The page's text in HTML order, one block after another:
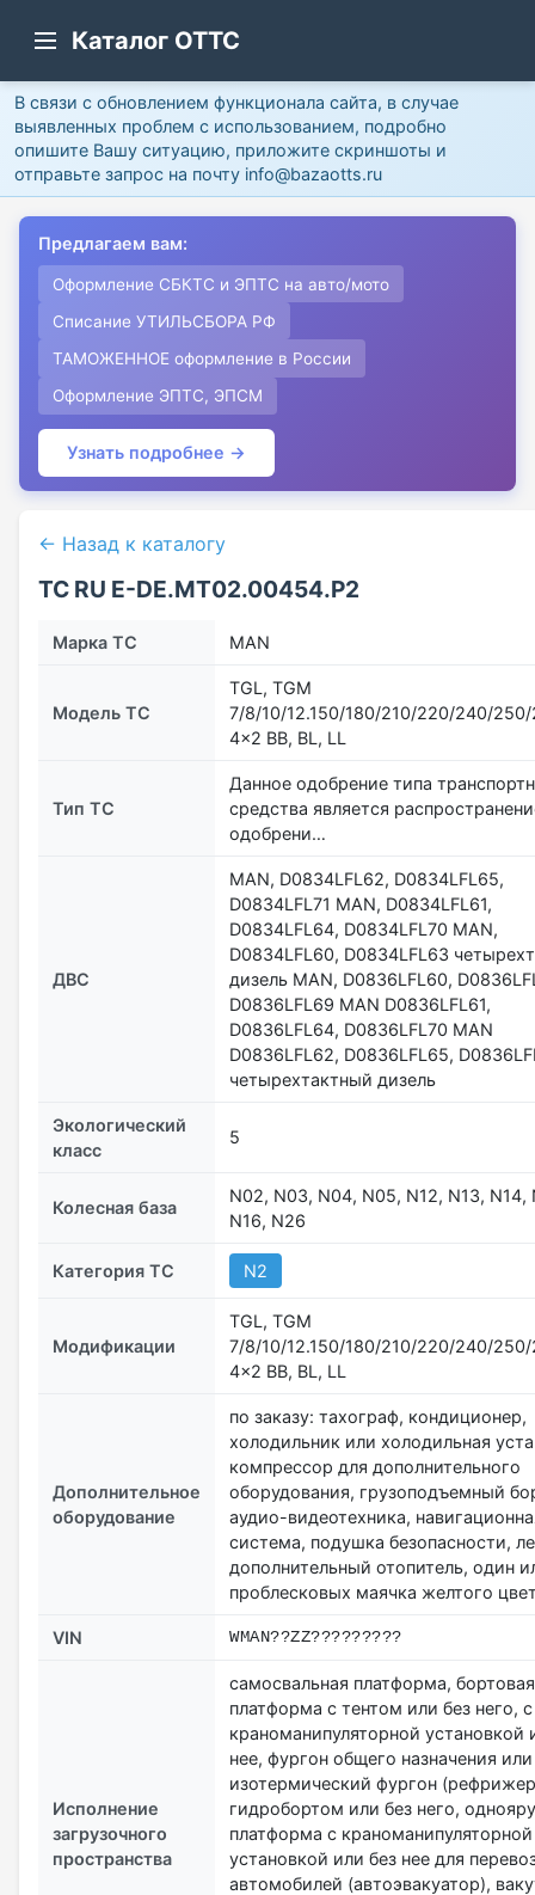
Каталог ОТТС
В связи с обновлением функционала сайта, в случае
выявленных проблем с использованием, подробно
опишите Вашу ситуацию, приложите скриншоты и
отправьте запрос на почту info@bazaotts.ru
Предлагаем вам:
Оформление СБКТС и ЭПТС на авто/мото
Списание УТИЛЬСБОРА РФ
ТАМОЖЕННОЕ оформление в России
Оформление ЭПТС, ЭПСМ
Узнать подробнее →
← Назад к каталогу
ТС RU Е-DE.МТ02.00454.Р2
Марка ТС MAN
Модель ТС
TGL, TGM
7/8/10/12.150/180/210/220/240/
4x2 BB, BL, LL
Тип ТС
Данное одобрение типа
средства является
одобрени…
ДВС
MAN, D0834LFL62, D0834LFL65,
D0834LFL71 MAN, D0834LFL61,
D0834LFL64, D0834LFL70 MAN,
D0834LFL60, D0834LFL63
дизель MAN, D0836LFL60,
D0836LFL69 MAN D0836LFL61,
D0836LFL64, D0836LFL70 MAN
D0836LFL62, D0836LFL65,
четырехтактный дизель
Экологический
класс
5
Колесная база
N02, N03, N04, N05, N12, N13, N14,
N16, N26
Категория ТС N2
Модификации
TGL, TGM
7/8/10/12.150/180/210/220/240/
4x2 BB, BL, LL
Дополнительное
оборудование
по заказу: тахограф, кондиционер,
холодильник или холодильная
компрессор для дополнительного
оборудования, грузоподъемный
аудио-видеотехника,
система, подушка безопасности,
дополнительный отопитель, один
проблесковых маячка желтого
VIN WMAN??ZZ?????????
Исполнение
загрузочного
пространства
самосвальная платформа, бортовая
платформа с тентом или без него, с
краноманипуляторной установкой
нее, фургон общего назначения или
изотермический фургон
гидробортом или без него,
платформа с краноманипуляторной
установкой или без нее для
автомобилей (автоэвакуатор),